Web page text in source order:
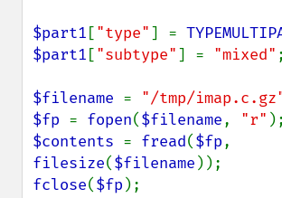
$part1 ["type"] =
$part1 ["subtype"] = "mixed" ;
$filename = "/tmp/
$fp = fopen($filename, "r"
$contents = fread($fp
filesize($filename
fclose($fp );